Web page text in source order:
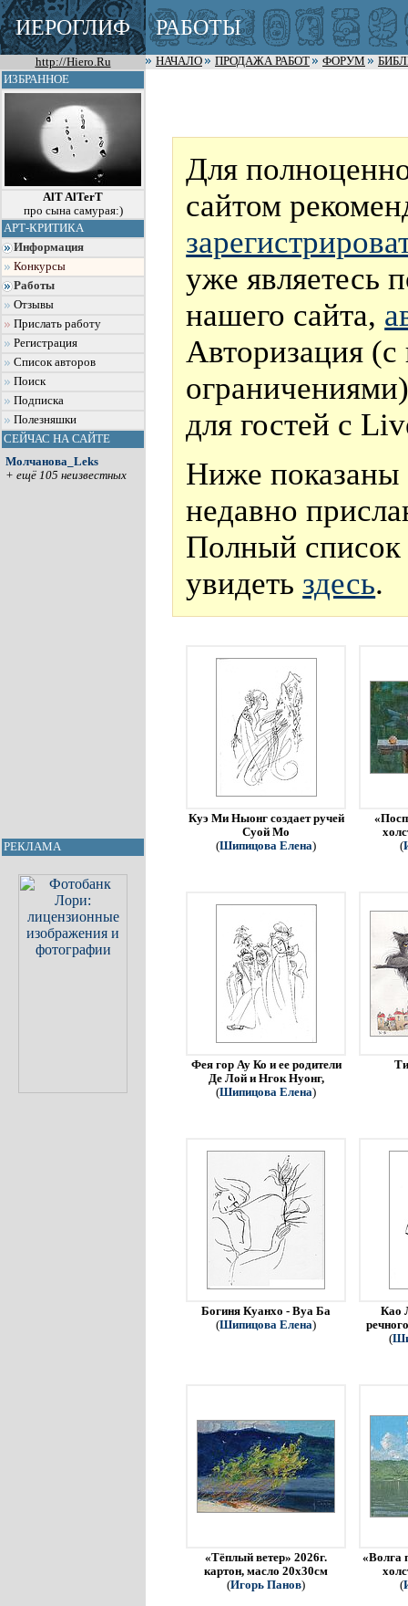
ИЕРОГЛИФ РАБОТЫ
http://Hiero.Ru НАЧАЛО ПРОДАЖА РАБОТ ФОРУМ
ИЗБРАННОЕ
AlT AlTerT
про сына самурая:)
АРТ-КРИТИКА
Информация
Конкурсы
Работы
Отзывы
Прислать работу
Регистрация
Список авторов
Поиск
Подписка
Полезняшки
СЕЙЧАС НА САЙТЕ
Молчанова_Leks
+ ещё 105 неизвестных
РЕКЛАМА
Для
сайтом
уже являетесь
нашего сайта,
Авторизация
для гостей с
Ниже показаны
недавно
Полный
увидеть здесь.
Куэ Ми Ныонг создает ручей
Суой Мо
(Шипицова Елена)
(
Фея гор Ау Ко и ее родители
Де Лой и Нгок Нуонг,
(Шипицова Елена)
Богиня Куанхо - Вуа Ба
(Шипицова Елена)
Као
(
«Тёплый ветер» 2026г.
картон, масло 20х30см
(Игорь Панов)
«Волга
(